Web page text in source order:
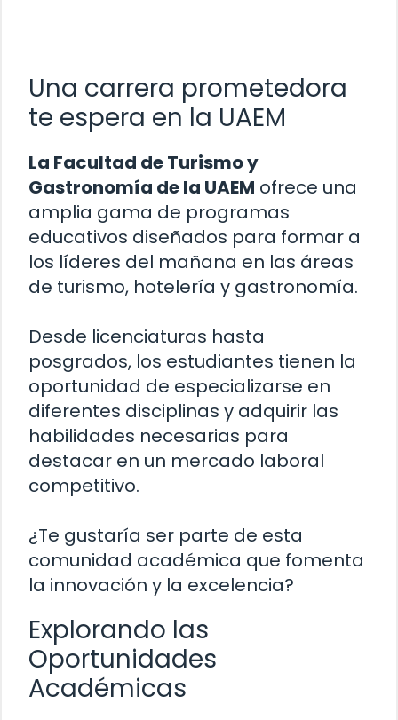
Una carrera prometedora
te espera en la UAEM
La Facultad de Turismo y
Gastronomía de la UAEM ofrece una
amplia gama de programas
educativos diseñados para formar a
los líderes del mañana en las áreas
de turismo, hotelería y gastronomía.
Desde licenciaturas hasta
posgrados, los estudiantes tienen la
oportunidad de especializarse en
diferentes disciplinas y adquirir las
habilidades necesarias para
destacar en un mercado laboral
competitivo.
¿Te gustaría ser parte de esta
comunidad académica que fomenta
la innovación y la excelencia?
Explorando las
Oportunidades
Académicas